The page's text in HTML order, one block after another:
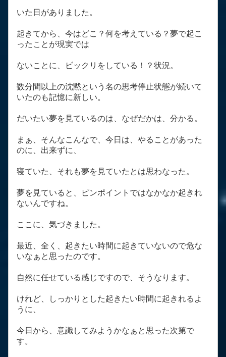
いた日がありました。
起きてから、今はどこ？何を考えている？夢で起こ
ったことが現実では
ないことに、ビックリをしている！？状況。
数分間以上の沈黙という名の思考停止状態が続いて
いたのも記憶に新しい。
だいたい夢を見ているのは、なぜだかは、分かる。
まぁ、そんなこんなで、今日は、やることがあった
のに、出来ずに、
寝ていた、それも夢を見ていたとは思わなった。
夢を見ていると、ピンポイントではなかなか起きれ
ないんですね。
ここに、気づきました。
最近、全く、起きたい時間に起きていないので危な
いなぁと思ったのです。
自然に任せている感じですので、そうなります。
けれど、しっかりとした起きたい時間に起きれるよ
うに、
今日から、意識してみようかなぁと思った次第で
す。